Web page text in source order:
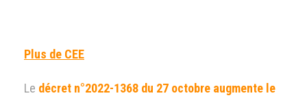
Plus de CEE
Le décret n°2022-1368 du 27 octobre augmente le